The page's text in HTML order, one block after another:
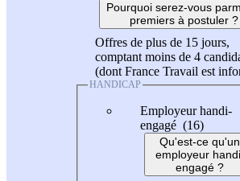
Pourquoi serez-vous
premiers à postuler ?
Offres de plus de 15 jours,
comptant moins de 4
(dont France Travail est
HANDICAP
Employeur handi-
engagé (16)
Qu'est-ce qu'un
employeur
engagé ?